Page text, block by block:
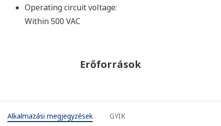
Operating circuit voltage:
Within 500 VAC
Erőforrások
Alkalmazási megjegyzések GYIK